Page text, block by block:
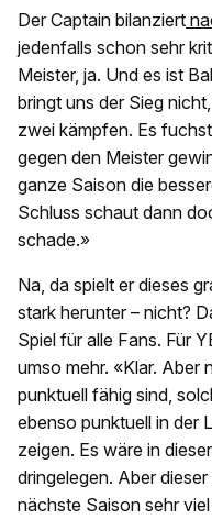
Der Captain bilanziert
jedenfalls schon sehr
Meister, ja. Und es ist
bringt uns der Sieg
zwei kämpfen. Es
gegen den Meister
ganze Saison die
Schluss schaut dann
schade.»
Na, da spielt er dieses
stark herunter – nicht?
Spiel für alle Fans. Für
umso mehr. «Klar. Aber
punktuell fähig sind,
ebenso punktuell in der
zeigen. Es wäre in
dringelegen. Aber
nächste Saison sehr